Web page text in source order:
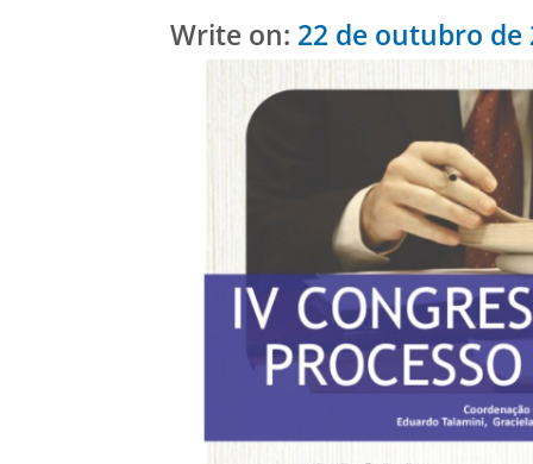
Write on: 22 de outubro de